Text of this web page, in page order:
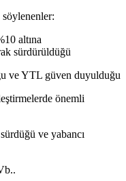
altına
sürdürüldüğü
ve YTL güven duyulduğu
önemli
ve yabancı